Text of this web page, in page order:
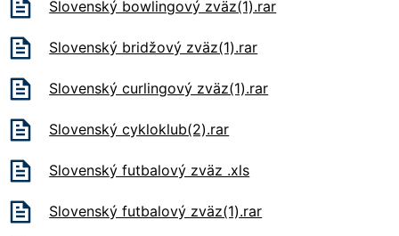
Slovenský bowlingový zväz(1).rar
Slovenský bridžový zväz(1).rar
Slovenský curlingový zväz(1).rar
Slovenský cykloklub(2).rar
Slovenský futbalový zväz .xls
Slovenský futbalový zväz(1).rar